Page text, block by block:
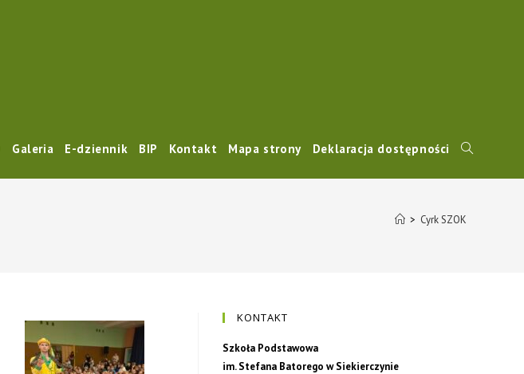
Galeria E-dziennik BIP Kontakt Mapa strony Deklaracja dostępności
> Cyrk SZOK
KONTAKT
Szkoła Podstawowa
im. Stefana Batorego w Siekierczynie